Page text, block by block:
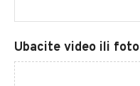
Ubacite video ili foto